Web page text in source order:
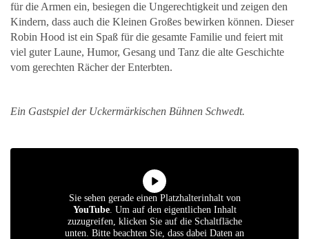
für die Armen ein, besiegen die Ungerechtigkeit und zeigen den
Kindern, dass auch die Kleinen Großes bewirken können. Dieser
Robin Hood ist ein Spaß für die gesamte Familie und feiert mit
viel guter Laune, Humor, Gesang und Tanz die alte Geschichte
vom gerechten Rächer der Enterbten.
Ein Gastspiel der Uckermärkischen Bühnen Schwedt.
Sie sehen gerade einen Platzhalterinhalt von
YouTube. Um auf den eigentlichen Inhalt
zuzugreifen, klicken Sie auf die Schaltfläche
unten. Bitte beachten Sie, dass dabei Daten an